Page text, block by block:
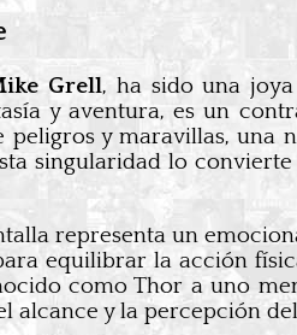
Grell, ha sido una
y aventura, es un
y maravillas, una
singularidad lo
representa un
equilibrar la acción
como Thor a uno
y la percepción